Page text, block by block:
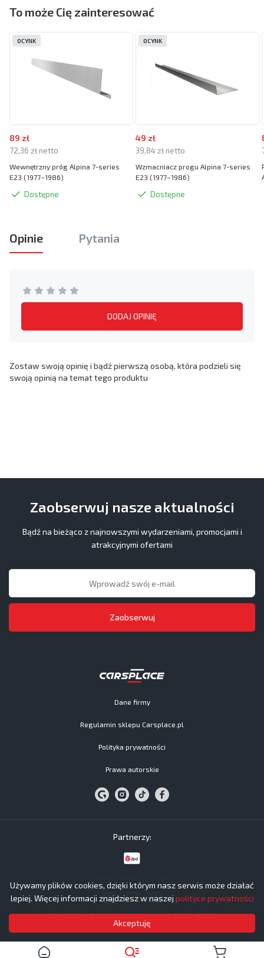
Używamy plików cookies, dzięki którym nasz serwis może działać
lepiej. Więcej informacji znajdziesz w naszej polityce prywatności
Akceptuję
To może Cię zainteresować
89 zł
72,36 zł netto
Wewnętrzny próg Alpina 7-series
E23 (1977–1986)
Dostępne
OCYNK
49 zł
39,84 zł netto
Wzmacniacz progu Alpina 7-series
E23 (1977–1986)
Dostępne
OCYNK
Opinie Pytania
DODAJ OPINIĘ
Zostaw swoją opinię i bądź pierwszą osobą, która podzieli się
swoją opinią na temat tego produktu
Dane firmy
Regulamin sklepu Carsplace.pl
Polityka prywatności
Prawa autorskie
Zaobserwuj nasze aktualności
Bądź na bieżąco z najnowszymi wydarzeniami, promocjami i
atrakcyjnymi ofertami
Zaobserwuj
Carsplace © All Rights Reserved 2024−2026
Partnerzy: